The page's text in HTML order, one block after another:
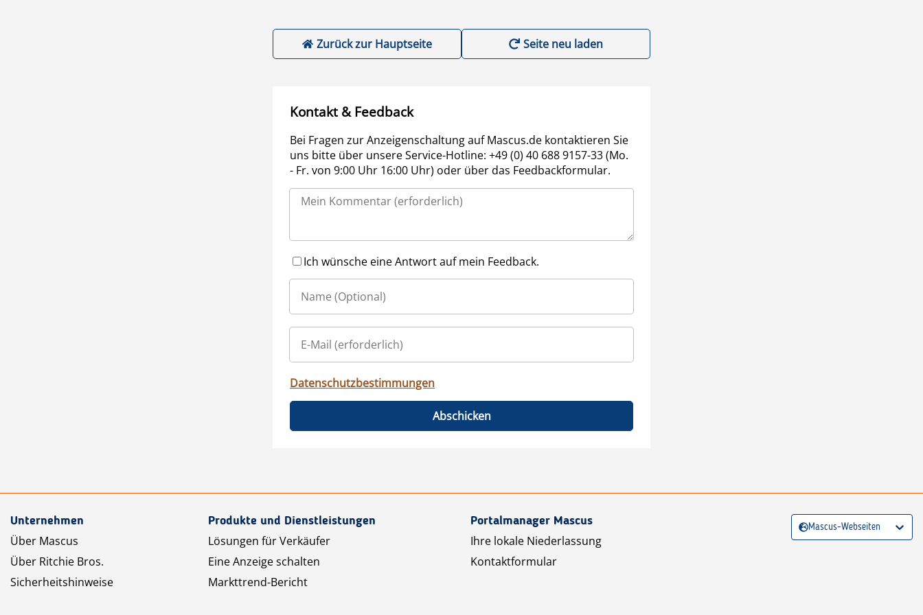
Zurück zur Hauptseite Seite neu laden
Kontakt & Feedback
Bei Fragen zur Anzeigenschaltung auf Mascus.de kontaktieren Sie
uns bitte über unsere Service-Hotline: +49 (0) 40 688 9157-33 (Mo.
- Fr. von 9:00 Uhr 16:00 Uhr) oder über das Feedbackformular.
Ich wünsche eine Antwort auf mein Feedback.
Datenschutzbestimmungen
Abschicken
Unternehmen
Über Mascus
Über Ritchie Bros.
Sicherheitshinweise
Produkte und Dienstleistungen
Lösungen für Verkäufer
Eine Anzeige schalten
Markttrend-Bericht
Portalmanager Mascus
Ihre lokale Niederlassung
Kontaktformular
Mascus-Webseiten